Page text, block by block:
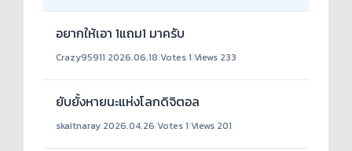
อยากให้เอา 1แถม1 มาครับ
Crazy95911|2026.06.18|Votes 1|Views 233
ยับยั้งหายนะแห่งโลกดิจิตอล
skaitnaray|2026.04.26|Votes 1|Views 201